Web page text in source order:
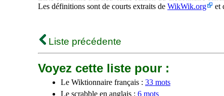
Les définitions sont de courts extraits de WikWik.org et
Liste précédente
Voyez cette liste pour :
Le Wiktionnaire français : 33 mots
Le scrabble en anglais : 6 mots